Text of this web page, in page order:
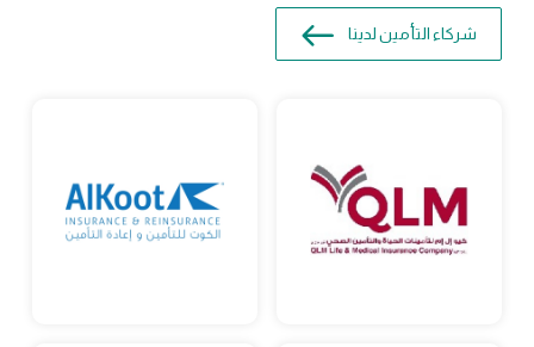
شركاء التأمين لدينا